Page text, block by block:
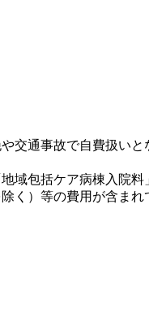
交通事故で自費扱い
域包括ケア病棟入院
く）等の費用が含まれ